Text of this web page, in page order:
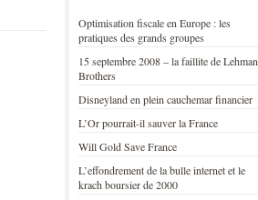
Optimisation fiscale en Europe : les
pratiques des grands groupes
15 septembre 2008 – la faillite de Lehman
Brothers
Disneyland en plein cauchemar financier
L’Or pourrait-il sauver la France
Will Gold Save France
L’effondrement de la bulle internet et le
krach boursier de 2000